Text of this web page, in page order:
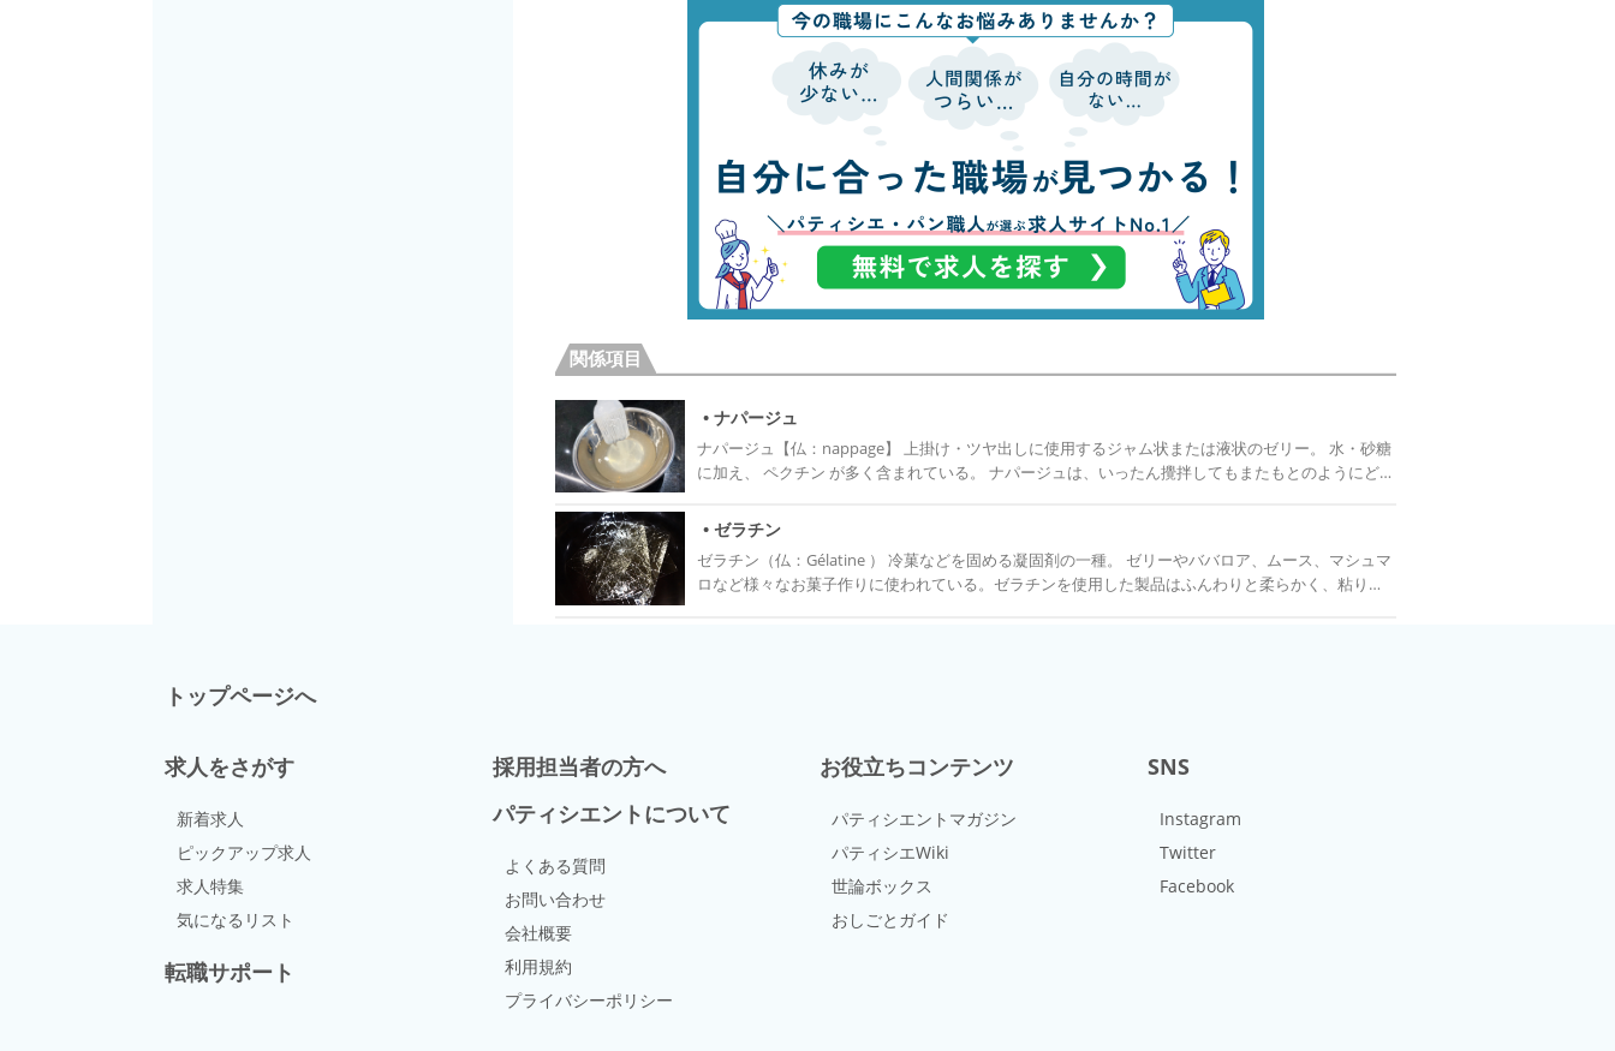
関係項目
• ナパージュ
ナパージュ【仏：nappage】 上掛け・ツヤ出しに使用するジャム状または液状のゼリー。 水・砂糖
に加え、 ペクチン が多く含まれている。 ナパージュは、いったん攪拌してもまたもとのようにどろ
ある。 お菓子の表面に塗りツヤを出すことで、お菓子が新鮮でおいしそうに見える。 他にも製品の
表面を保護したり、乾燥を防ぐために使われている。 バナナやりんごなどの空気に触れることで変
色しやすいフルーツの劣化を防ぐ働きもある。 また冷えて固まることで細かいフルーツの飾りなど
の、形状を保ち、形が崩れるのを防ぐ効果もある。 色々な製品が開発されており、チョコレートや
の現場ではあまり使われないが粉末状の物もある。 これは液体に加え、煮溶かして使用する。沸騰
させてもよい。 粉末の状態だと賞味期限が長いので、少量しか使わない場合は経済的。 未開封であ
れば常温保存できる。 ナパージュの種類 ナパージュ・ルージュ【仏：nappage rouge】 グロゼイユ
（赤すぐり）等の赤い果物、 砂糖 、ペクチンなどから作られる、赤いナパージュ。常温でゲル化し
ている。少量の水をいれて煮溶かして使う。 色が薄ければ、グロゼイユまたは フランボワーズ の生
ヌフに使われる。また、いちごに塗るといちごの赤色がより強調されてよい。 ピストレ出来る物も
• ゼラチン
ゼラチン（仏：Gélatine ） 冷菓などを固める凝固剤の一種。 ゼリーやババロア、ムース、マシュマ
ロなど様々なお菓子作りに使われている。ゼラチンを使用した製品はふんわりと柔らかく、粘りと
き合うようになる。鎖状のアミノ酸が繋がると、細かい網目状の構造を形成し、その隙間に大量の
水分を抱え込める様になる。 これにより、独特の弾力のある固まり方をする。この網目構造により
ゲル化する仕組みはアミノ酸由来のものや単糖類のものがあるが、ゼラチンだけでなく寒天やカラ
ギーナン、ペクチンにも共通している。 扱い 板ゼラチンは戻すための水の温度が高いと水に溶け出
してしまうので、多めの水に氷を入れ水温を10℃以下に保つ。 また板ゼラチンは濡れると張り付い
かくなったら水気を切って使う。 粉ゼラチンの場合も冷たい水でふやかす。水の量はゼラチンの種
類や作りたい製品により異なるが、およそ4〜5倍。均一に戻すため、水をはった容器に粉ゼラチン
トップページへ
求人をさがす
新着求人
ピックアップ求人
求人特集
気になるリスト
転職サポート
採用担当者の方へ
パティシエントについて
よくある質問
お問い合わせ
会社概要
利用規約
プライバシーポリシー
お役立ちコンテンツ
パティシエントマガジン
パティシエWiki
世論ボックス
おしごとガイド
SNS
Instagram
Twitter
Facebook